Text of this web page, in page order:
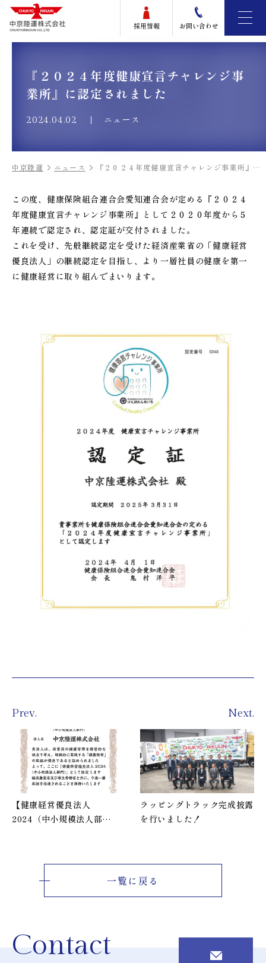
採用情報 お問い合わせ
『２０２４年度健康宣言チャレンジ事
業所』に認定されました
2024.04.02 ニュース
中京陸運 ニュース 『２０２４年度健康宣言チャレンジ事業所』に認定されました
この度、健康保険組合連合会愛知連合会が定める『２０２４
年度健康宣言チャレンジ事業所』として２０２０年度から５
年連続で認定され、認定証が交付されました。
これを受け、先般継続認定を受けた経済産業省の「健康経営
優良法人」の継続認定を目指し、より一層社員の健康を第一
に健康経営に取り組んでまいります。
Prev.
【健康経営優良法人
2024（中小規模法人部
Next.
ラッピングトラック完成披露
を行いました！
一覧に戻る
Contact